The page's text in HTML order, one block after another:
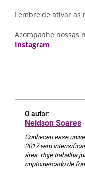
Lembre de ativar as
Acompanhe nossas
Instagram
O autor:
Neidson Soares
Conheceu esse
2017 vem
área. Hoje trabalha
criptomercado de